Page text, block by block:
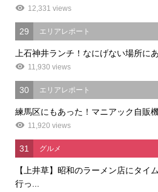
12,331 views
29 エリアレポート
上石神井ランチ！なにげない場所に
11,930 views
30 エリアレポート
練馬区にもあった！マニアック自販
11,920 views
31 グルメ
【上井草】昭和のラーメン店にタイ
行っ...